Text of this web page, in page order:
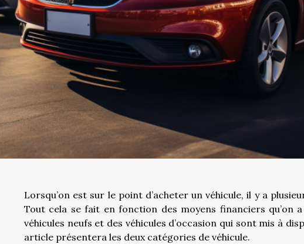
Lorsqu’on est sur le point d’acheter un véhicule, il y a
Tout cela se fait en fonction des moyens financiers qu’on
véhicules neufs et des véhicules d’occasion qui sont mis à
article présentera les deux catégories de véhicule.